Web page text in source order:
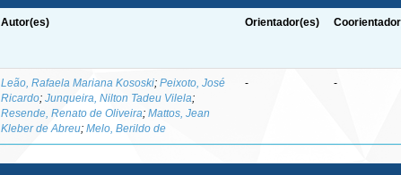
Autor(es) Orientador(es)
Leão, Rafaela Mariana Kososki;Peixoto, José
Ricardo;Junqueira, Nilton Tadeu Vilela;
Resende, Renato de Oliveira;Mattos, Jean
Kleber de Abreu;Melo, Berildo de
- -